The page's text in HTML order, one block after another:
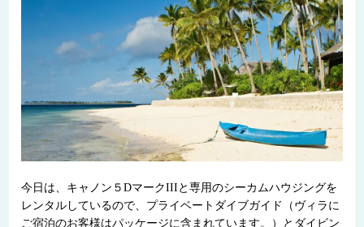
今日は、キャノン５DマークIIIと専用のシーカムハウジングを
レンタルしているので、プライベートダイブガイド（ヴィラに
ご宿泊のお客様はパッケージに含まれています。）とダイビン